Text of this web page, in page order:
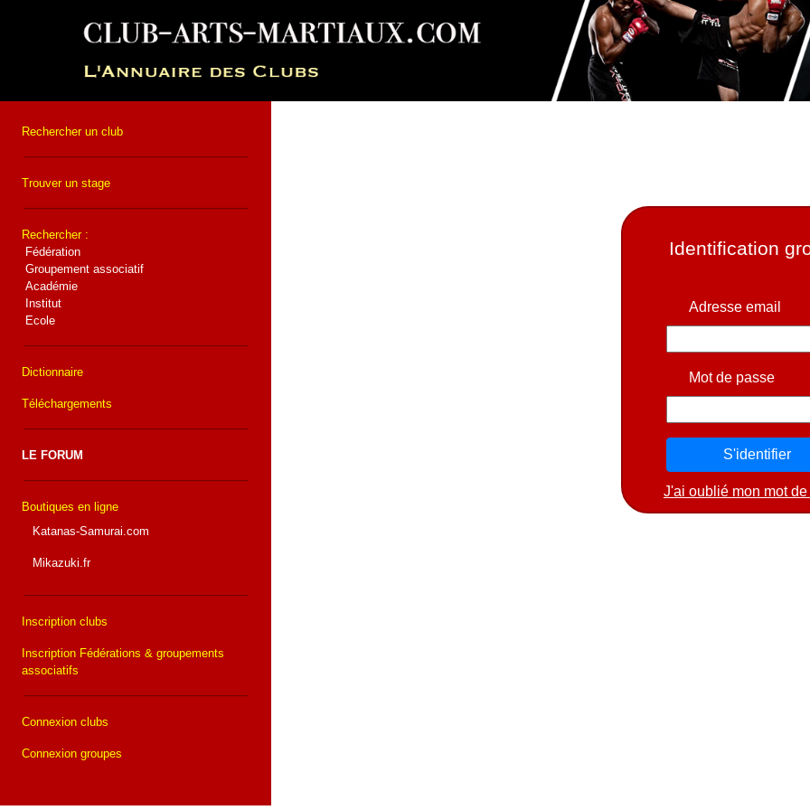
Rechercher un club
Trouver un stage
Rechercher :
Fédération
Groupement associatif
Académie
Institut
Ecole
Dictionnaire
Téléchargements
LE FORUM
Boutiques en ligne
Katanas-Samurai.com
Mikazuki.fr
Inscription clubs
Inscription Fédérations & groupements
associatifs
Connexion clubs
Connexion groupes
Identification
Adresse email
Mot de passe
J'ai oublié mon mot